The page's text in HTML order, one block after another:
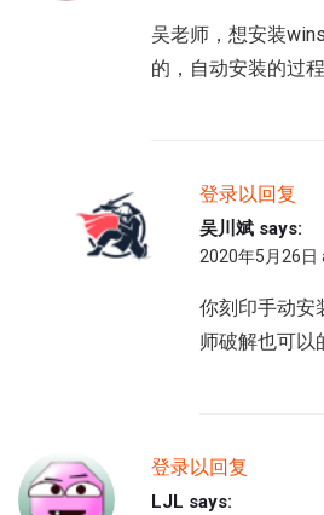
吴老师，想安装
的，自动安装的过
登录以回复
吴川斌 says:
2020年5月26日
你刻印手动安
师破解也可以
登录以回复
LJL says: